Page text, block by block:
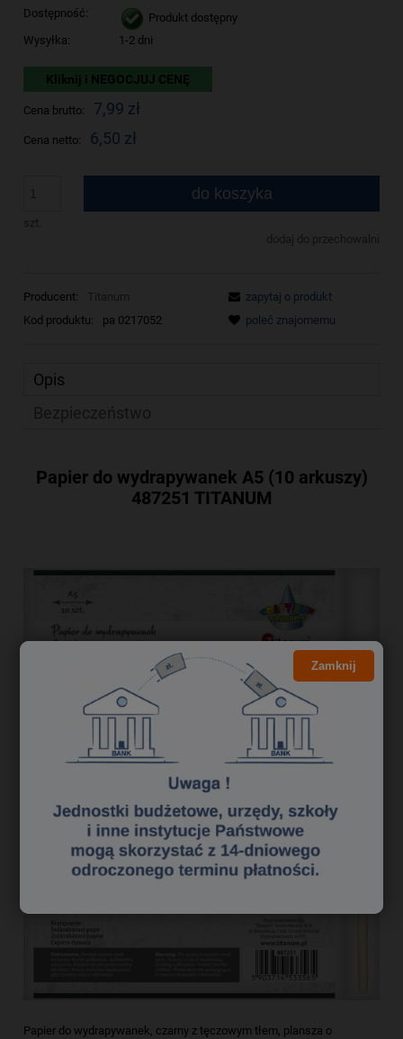
Dostępność:
Produkt dostępny
Wysyłka:
1-2 dni
Kliknij i NEGOCJUJ CENĘ
Cena brutto: 7,99 zł
Cena netto: 6,50 zł
do koszyka
dodaj do przechowalni
Producent:
Titanum
Kod produktu:
pa 0217052
zapytaj o produkt
poleć znajomemu
Opis
Papier do wydrapywanek A5 (10 arkuszy)
487251 TITANUM
Papier do wydrapywanek, czarny z tęczowym tłem, plansza o
Zamknij